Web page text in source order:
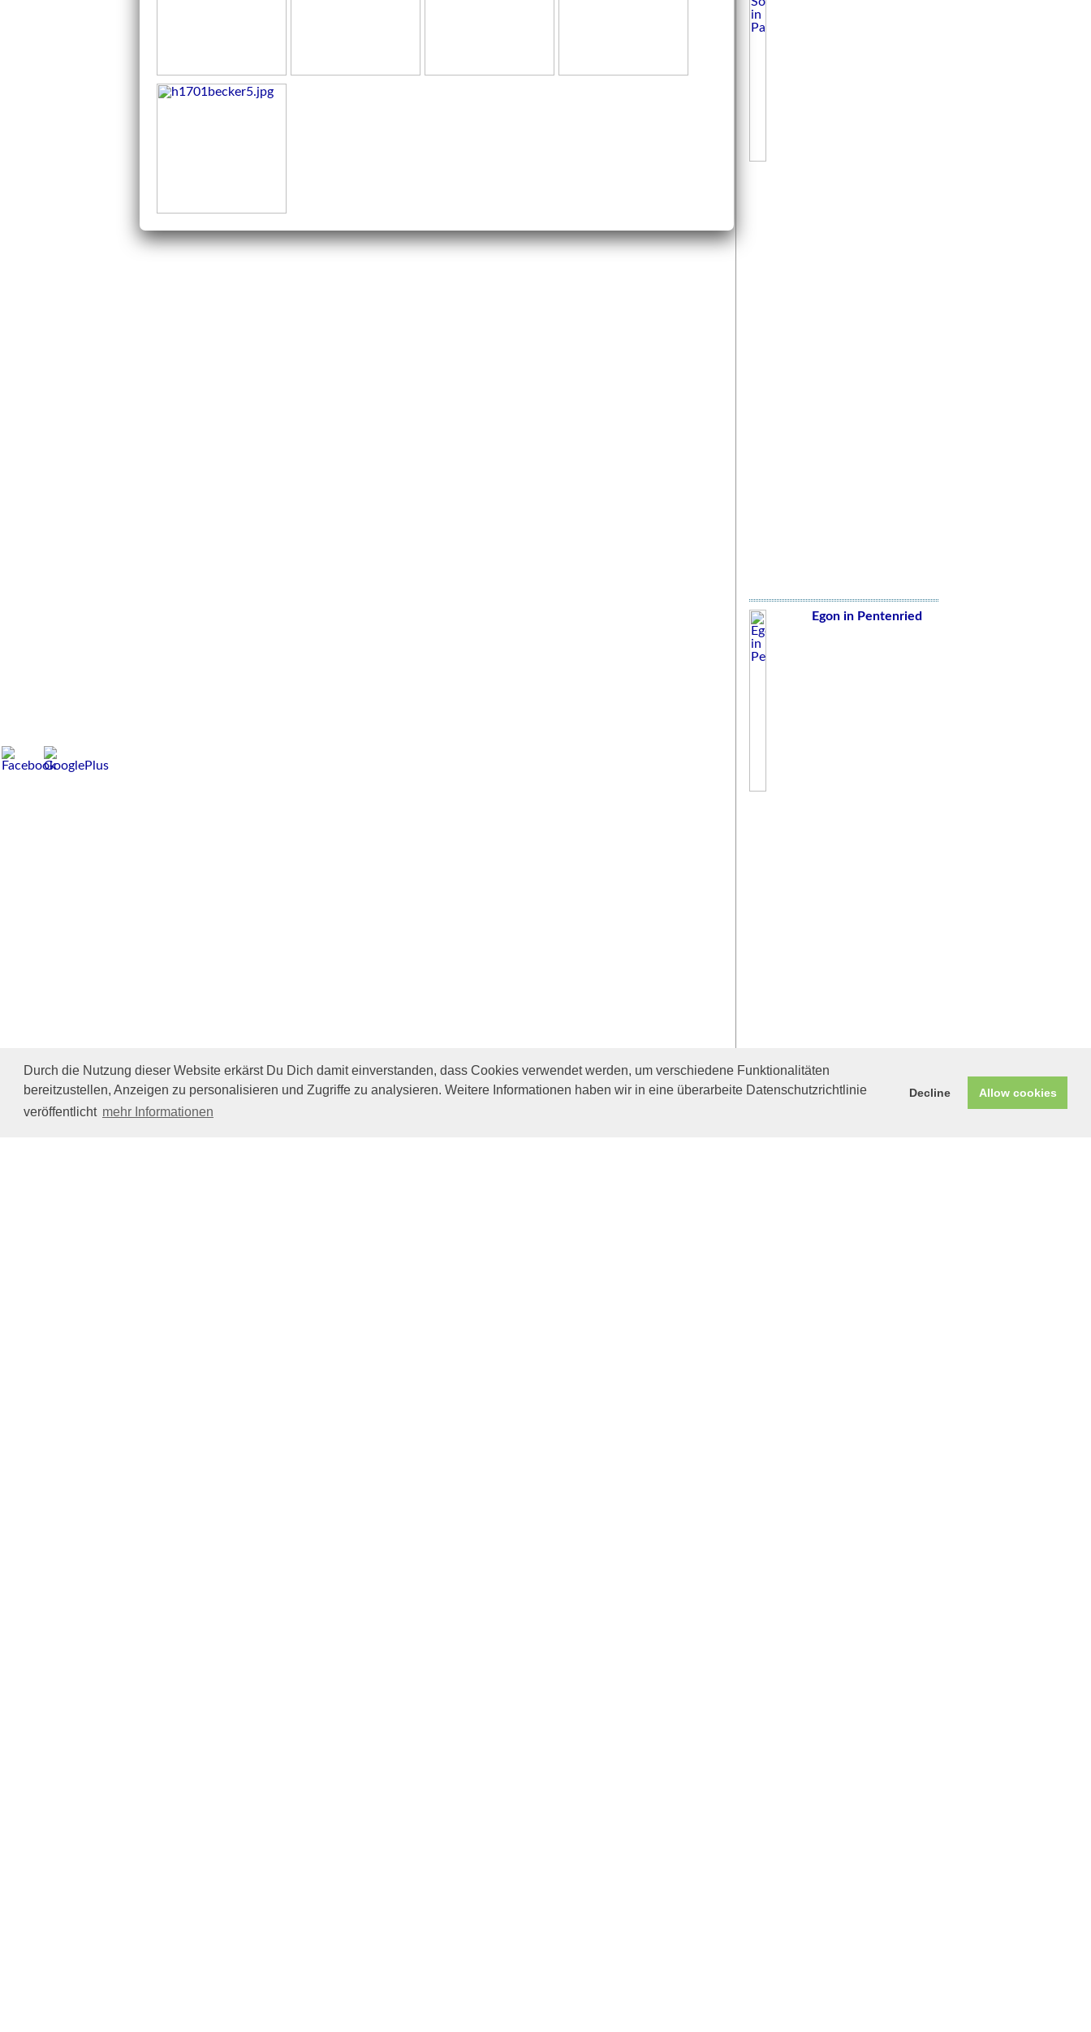
Durch die Nutzung dieser Website erkärst Du Dich damit einverstanden, dass Cookies verwendet werden, um verschiedene Funktionalitäten
bereitzustellen, Anzeigen zu personalisieren und Zugriffe zu analysieren. Weitere Informationen haben wir in eine überarbeite Datenschutzrichtlinie
veröffentlicht mehr Informationen
Decline Allow cookies
Egon in Pentenried
Helfen Sie mit!
Impressum/DatenschutzTierhilfe Verbindet (c)